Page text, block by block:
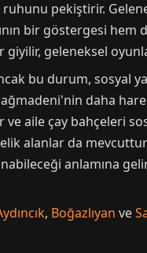
pekiştirir.
bir göstergesi
giyilir, geleneksel
bu durum, sosyal
daha
aile çay bahçeleri
alanlar da
anlamına
, Boğazlıyan ve